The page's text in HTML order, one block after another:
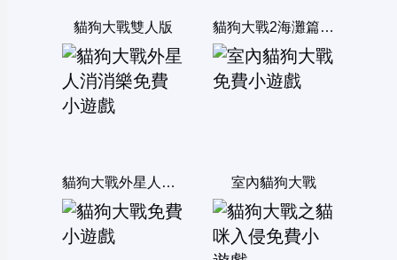
貓狗大戰雙人版 貓狗大戰2海灘篇 雙人版
貓狗大戰外星人消消樂 室內貓狗大戰